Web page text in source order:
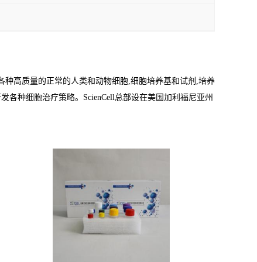
种高质量的正常的人类和动物细胞,细胞培养基和试剂,培养
各种细胞治疗策略。ScienCell总部设在美国加利福尼亚州